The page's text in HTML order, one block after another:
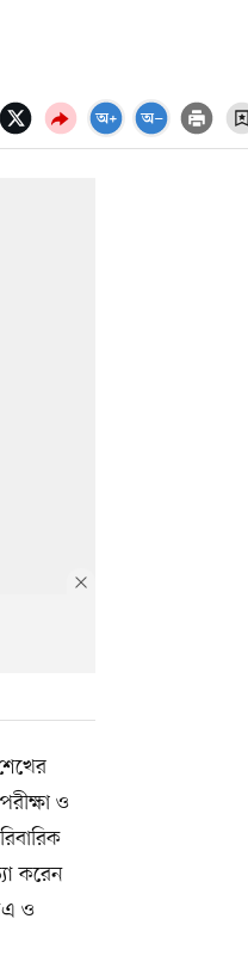
ও
করেন
ও